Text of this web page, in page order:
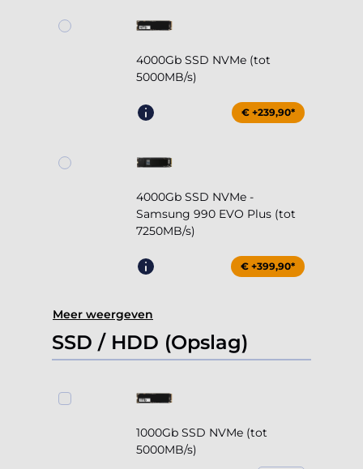
4000Gb SSD NVMe (tot
5000MB/s)
€ +239,90*
4000Gb SSD NVMe -
Samsung 990 EVO Plus (tot
7250MB/s)
€ +399,90*
Meer weergeven
SSD / HDD (Opslag)
1000Gb SSD NVMe (tot
5000MB/s)